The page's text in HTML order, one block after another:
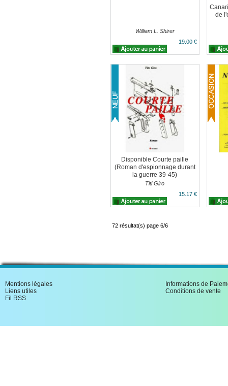
William L. Shirer
19.00 €
de
Disponible Courte paille
(Roman d'espionnage durant
la guerre 39-45)
Titi Giro
15.17 €
72 résultat(s) page 6/6
Mentions légales
Liens utiles
Fil RSS
Informations de
Conditions de vente